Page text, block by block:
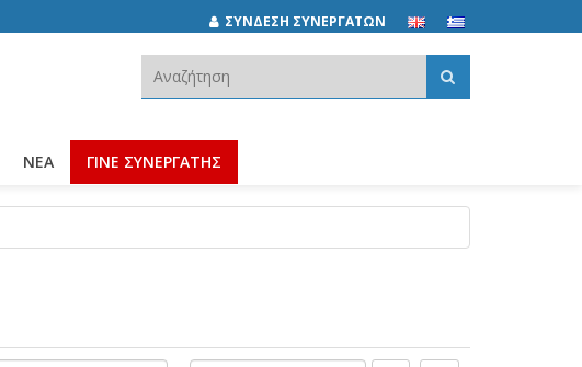
ΣΥΝΔΕΣΗ ΣΥΝΕΡΓΑΤΩΝ
ΝΈΑ ΓΙΝΕ ΣΥΝΕΡΓΑΤΗΣ
Αναζήτηση: